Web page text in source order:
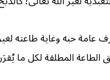
عامة حبه وغاية طاعته
المطلقة لكل ما